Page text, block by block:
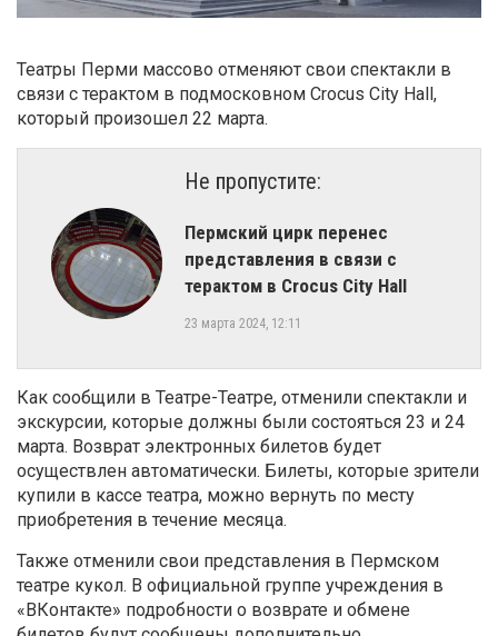
Театры Перми массово отменяют свои спектакли в
связи с терактом в подмосковном Crocus City Hall,
который произошел 22 марта.
Не пропустите:
Пермский цирк перенес
представления в связи с
терактом в Crocus City Hall
23 марта 2024, 12:11
Как сообщили в Театре-Театре, отменили спектакли и
экскурсии, которые должны были состояться 23 и 24
марта. Возврат электронных билетов будет
осуществлен автоматически. Билеты, которые зрители
купили в кассе театра, можно вернуть по месту
приобретения в течение месяца.
Также отменили свои представления в Пермском
театре кукол. В официальной группе учреждения в
«ВКонтакте» подробности о возврате и обмене